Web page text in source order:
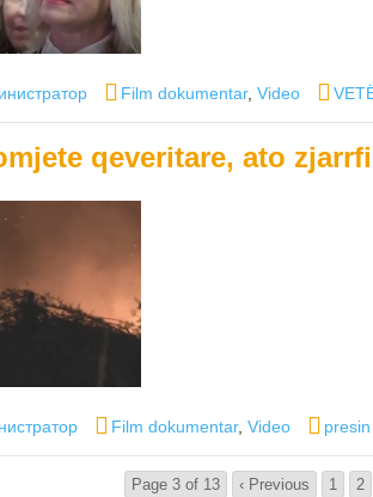
Categories
Film dokumentar,Video Tags
qeveritare, ato
Categories
Film dokumentar,Video Tags
presin
Page 3 of 13 ‹ Previous 1 2